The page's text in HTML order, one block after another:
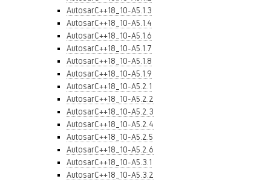
AutosarC++18_10-A5.1.3
AutosarC++18_10-A5.1.4
AutosarC++18_10-A5.1.6
AutosarC++18_10-A5.1.7
AutosarC++18_10-A5.1.8
AutosarC++18_10-A5.1.9
AutosarC++18_10-A5.2.1
AutosarC++18_10-A5.2.2
AutosarC++18_10-A5.2.3
AutosarC++18_10-A5.2.4
AutosarC++18_10-A5.2.5
AutosarC++18_10-A5.2.6
AutosarC++18_10-A5.3.1
AutosarC++18_10-A5.3.2